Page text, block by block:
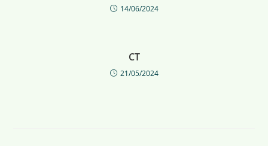
14/06/2024
CT
21/05/2024